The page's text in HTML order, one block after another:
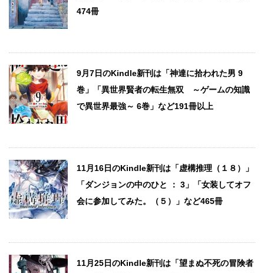
474冊
9月7日のKindle新刊は「神達に拾われた男 9
巻」「異世界賢者の転生無双 ～ゲームの知識
で異世界最強～ 6巻」など191冊以上
11月16日のKindle新刊は「虚構推理（１８）」
「ダンジョンの中のひと ： 3」「女装してオフ
会に参加してみた。（５）」など465冊
11月25日のKindle新刊は「望まぬ不死の冒険者